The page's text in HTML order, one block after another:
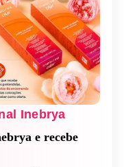
Inebrya​
e recebe